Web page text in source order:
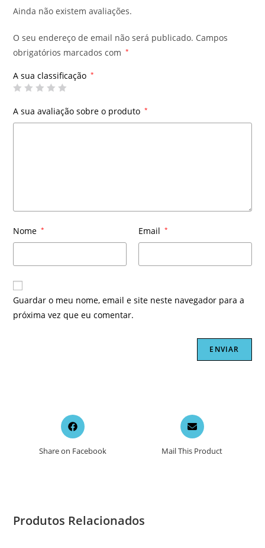
Ainda não existem avaliações.
O seu endereço de email não será publicado. Campos
obrigatórios marcados com
*
A sua classificação *
A sua avaliação sobre o produto *
Nome * Email *
Guardar o meu nome, email e site neste navegador para a
próxima vez que eu comentar.
Opens
in
new
Share on Facebook
Opens
in
a
new
Mail This Product
Produtos Relacionados